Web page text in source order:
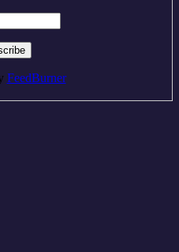
FeedBurner